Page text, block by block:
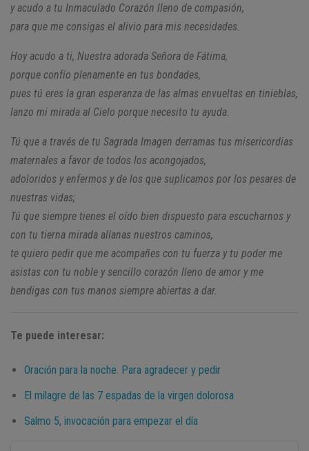
y acudo a tu Inmaculado Corazón lleno de compasión,
para que me consigas el alivio para mis necesidades.
Hoy acudo a ti, Nuestra adorada Señora de Fátima,
porque confío plenamente en tus bondades,
pues tú eres la gran esperanza de las almas envueltas en tinieblas,
lanzo mi mirada al Cielo porque necesito tu ayuda.
Tú que a través de tu Sagrada Imagen derramas tus misericordias
maternales a favor de todos los acongojados,
adoloridos y enfermos y de los que suplicamos por los pesares de
nuestras vidas;
Tú que siempre tienes el oído bien dispuesto para escucharnos y
con tu tierna mirada allanas nuestros caminos,
te quiero pedir que me acompañes con tu fuerza y tu poder me
asistas con tu noble y sencillo corazón lleno de amor y me
bendigas con tus manos siempre abiertas a dar.
Te puede interesar:
Oración para la noche. Para agradecer y pedir
El milagre de las 7 espadas de la virgen dolorosa
Salmo 5, invocación para empezar el día